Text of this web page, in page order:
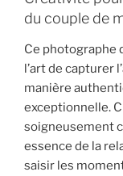
du couple de
Ce photographe
l’art de capturer
manière
exceptionnelle.
soigneusement
essence de la
saisir les